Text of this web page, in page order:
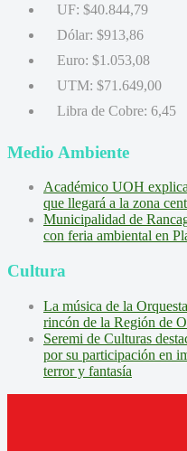
UF: $40.844,79
Dólar: $913,86
Euro: $1.053,08
UTM: $71.649,00
Libra de Cobre: 6,45
Medio Ambiente
Académico UOH
que llegará a la zona
Municipalidad de
con feria ambiental en
Cultura
La música de la
rincón de la Región de
Seremi de Culturas
por su participación en
terror y fantasía